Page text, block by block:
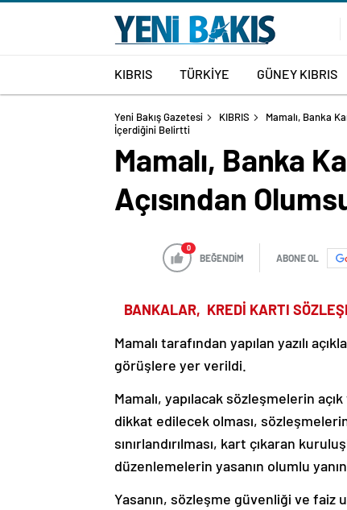
KIBRIS TÜRKİYE GÜNEY KIBRIS
Yeni Bakış Gazetesi KIBRIS
Mamalı, Banka
İçerdiğini Belirtti
Mamalı, Banka
Açısından
0
BEĞENDİM ABONE OL
BANKALAR, KREDİ KARTI
Mamalı tarafından yapılan yazılı
görüşlere yer verildi.
Mamalı, yapılacak sözleşmelerin
dikkat edilecek olması,
sınırlandırılması, kart çıkaran
düzenlemelerin yasanın olumlu
Yasanın, sözleşme güvenliği ve faiz